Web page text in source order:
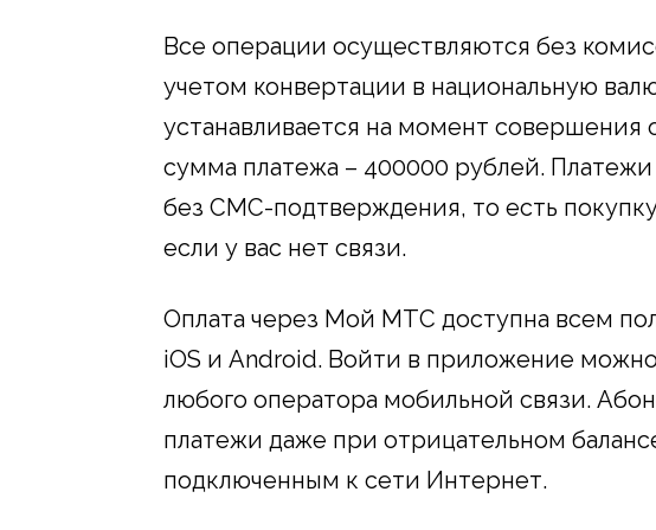
Все операции осуществляются без
учетом конвертации в национальную
устанавливается на момент совершения
сумма платежа – 400000 рублей.
без СМС-подтверждения, то есть
если у вас нет связи.
Оплата через Мой МТС доступна всем
iOS и Android. Войти в приложение
любого оператора мобильной связи.
платежи даже при отрицательном
подключенным к сети Интернет.